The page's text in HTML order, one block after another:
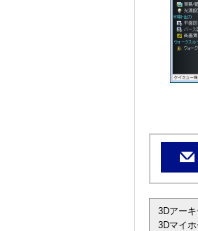
3Dアー
3Dマイ